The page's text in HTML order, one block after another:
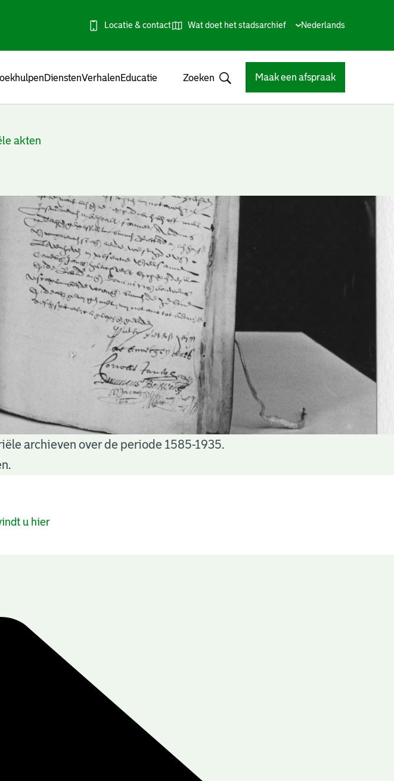
Locatie & contact Wat doet het stadsarchief
Huidige
Nederlands
DienstenVerhalenEducatie Zoeken Maak een afspraak
akten
archieven over de periode 1585-1935.
u hier